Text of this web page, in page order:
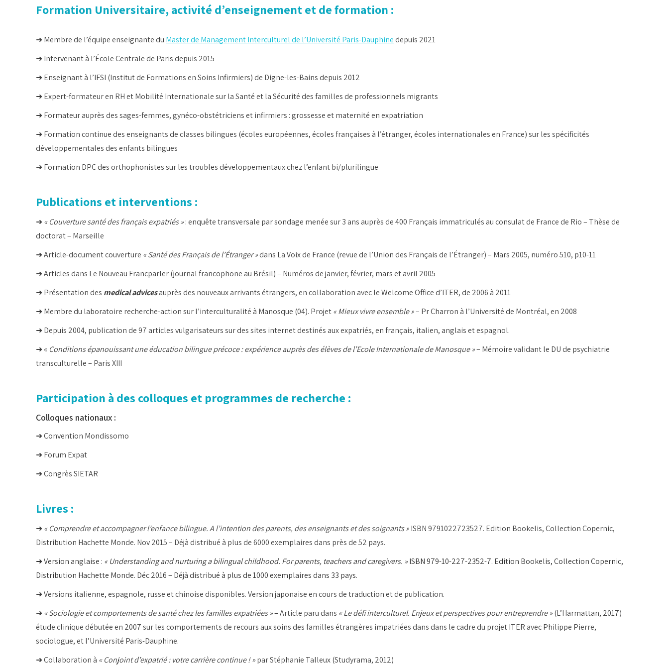
Formation Universitaire, activité d’enseignement et de formation :
➜ Membre de l’équipe enseignante du Master de Management Interculturel de l’Université Paris-Dauphinedepuis 2021
➜ Intervenant à l’École Centrale de Paris depuis 2015
➜ Enseignant à l’IFSI (Institut de Formations en Soins Infirmiers) de Digne-les-Bains depuis 2012
➜ Expert-formateur en RH et Mobilité Internationale sur la Santé et la Sécurité des familles de professionnels migrants
➜ Formateur auprès des sages-femmes, gynéco-obstétriciens et infirmiers : grossesse et maternité en expatriation
➜ Formation continue des enseignants de classes bilingues (écoles européennes, écoles françaises à l’étranger, écoles internationales en France) sur les spécificités
développementales des enfants bilingues
➜ Formation DPC des orthophonistes sur les troubles développementaux chez l’enfant bi/plurilingue
Publications et interventions :
➜ « Couverture santé des français expatriés »: enquête transversale par sondage menée sur 3 ans auprès de 400 Français immatriculés au consulat de France de Rio – Thèse de
doctorat – Marseille
➜ Article-document couverture « Santé des Français de l’Étranger »dans La Voix de France (revue de l’Union des Français de l’Étranger) – Mars 2005, numéro 510, p10-11
➜ Articles dans Le Nouveau Francparler (journal francophone au Brésil) – Numéros de janvier, février, mars et avril 2005
➜ Présentation des medical advicesauprès des nouveaux arrivants étrangers, en collaboration avec le Welcome Office d’ITER, de 2006 à 2011
➜ Membre du laboratoire recherche-action sur l’interculturalité à Manosque (04). Projet« Mieux vivre ensemble »– Pr Charron à l’Université de Montréal, en 2008
➜ Depuis 2004, publication de 97 articles vulgarisateurs sur des sites internet destinés aux expatriés, en français, italien, anglais et espagnol.
➜ « Conditions épanouissant une éducation bilingue précoce : expérience auprès des élèves de l’Ecole Internationale de Manosque »– Mémoire validant le DU de psychiatrie
transculturelle – Paris XIII
Participation à des colloques et programmes de recherche :
Colloques nationaux :
➜ Convention Mondissomo
➜ Forum Expat
➜ Congrès SIETAR
Livres :
➜ « Comprendre et accompagner l’enfance bilingue. A l’intention des parents, des enseignants et des soignants»ISBN 9791022723527. Edition Bookelis, Collection Copernic,
Distribution Hachette Monde. Nov 2015 – Déjà distribué à plus de 6000 exemplaires dans près de 52 pays.
➜ Version anglaise : « Understanding and nurturing a bilingual childhood. For parents, teachers and caregivers. »ISBN 979-10-227-2352-7. Edition Bookelis, Collection Copernic,
Distribution Hachette Monde. Déc 2016 – Déjà distribué à plus de 1000 exemplaires dans 33 pays.
➜ Versions italienne, espagnole, russe et chinoise disponibles. Version japonaise en cours de traduction et de publication.
➜ « Sociologie et comportements de santé chez les familles expatriées»– Article paru dans «Le défi interculturel. Enjeux et perspectives pour entreprendre»(L’Harmattan, 2017)
étude clinique débutée en 2007 sur les comportements de recours aux soins des familles étrangères impatriées dans dans le cadre du projet ITER avec Philippe Pierre,
sociologue, et l’Université Paris-Dauphine.
➜ Collaboration à « Conjoint d’expatrié : votre carrière continue ! »par Stéphanie Talleux (Studyrama, 2012)